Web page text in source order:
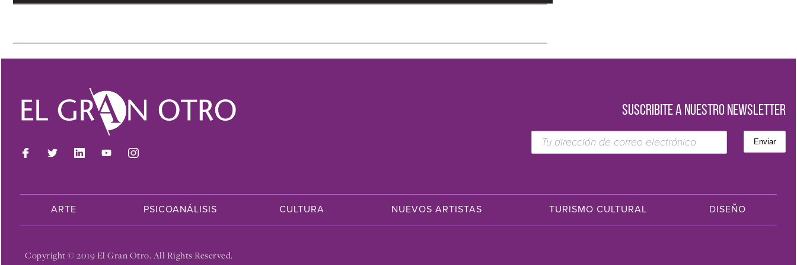
SUSCRIBITE A NUESTRO NEWSLETTER
ARTE PSICOANÁLISIS CULTURA NUEVOS ARTISTAS TURISMO CULTURAL DISEÑO
Copyright © 2019 El Gran Otro. All Rights Reserved.